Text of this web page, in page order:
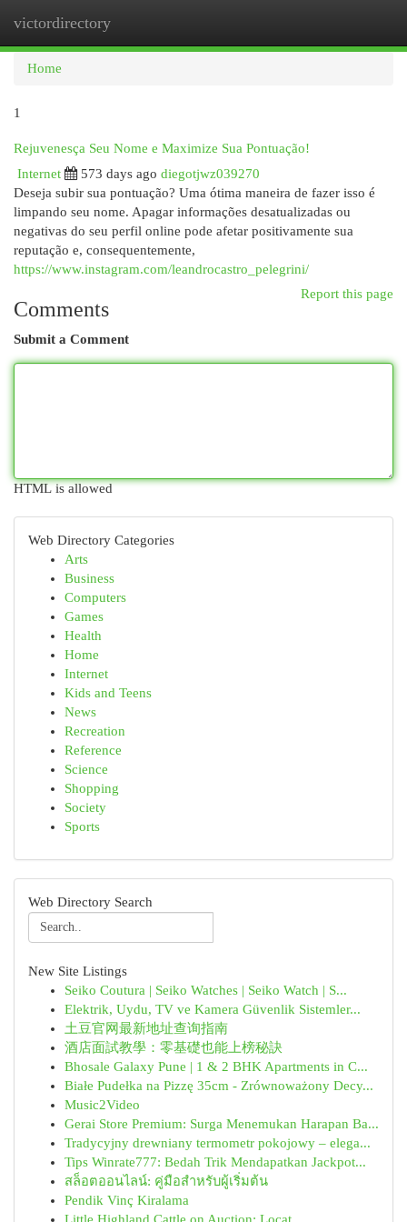
victordirectory
Home
1
Rejuvenesça Seu Nome e Maximize Sua Pontuação!
Internet
573 days ago diegotjwz039270
Deseja subir sua pontuação? Uma ótima maneira de fazer isso é
limpando seu nome. Apagar informações desatualizadas ou
negativas do seu perfil online pode afetar positivamente sua
reputação e, consequentemente,
https://www.instagram.com/leandrocastro_pelegrini/
Report this page
Comments
Submit a Comment
HTML is allowed
Web Directory Categories
Arts
Business
Computers
Games
Health
Home
Internet
Kids and Teens
News
Recreation
Reference
Science
Shopping
Society
Sports
Web Directory Search
New Site Listings
Seiko Coutura | Seiko Watches | Seiko Watch | S...
Elektrik, Uydu, TV ve Kamera Güvenlik Sistemler...
土豆官网最新地址查询指南
酒店面試教學：零基礎也能上榜秘訣
Bhosale Galaxy Pune | 1 & 2 BHK Apartments in C...
Białe Pudełka na Pizzę 35cm - Zrównoważony Decy...
Music2Video
Gerai Store Premium: Surga Menemukan Harapan Ba...
Tradycyjny drewniany termometr pokojowy – elega...
Tips Winrate777: Bedah Trik Mendapatkan Jackpot...
สล็อตออนไลน์: คู่มือสำหรับผู้เริ่มต้น
Pendik Vinç Kiralama